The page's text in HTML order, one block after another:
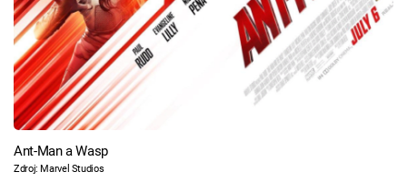
Ant-Man a Wasp
Zdroj: Marvel Studios